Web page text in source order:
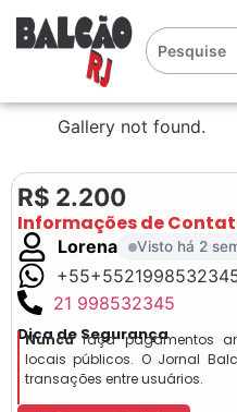
Gallery not found.
R$ 2.200
Informações de
Lorena Visto há 2
21 998532345
Dica de Segurança
Nuncafaça pagamentos
locais públicos. O Jornal
transações entre usuários.